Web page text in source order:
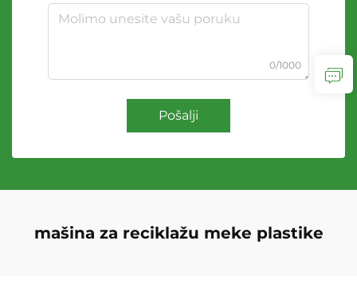
0/1000
Pošalji
mašina za reciklažu meke plastike